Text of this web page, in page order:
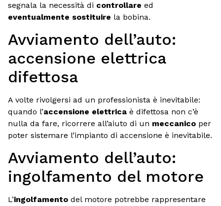
segnala la necessità di controllare ed
eventualmente sostituire la bobina.
Avviamento dell’auto:
accensione elettrica
difettosa
A volte rivolgersi ad un professionista è inevitabile:
quando l’accensione elettrica è difettosa non c’è
nulla da fare, ricorrere all’aiuto di un meccanico per
poter sistemare l’impianto di accensione è inevitabile.
Avviamento dell’auto:
ingolfamento del motore
L’ingolfamento del motore potrebbe rappresentare